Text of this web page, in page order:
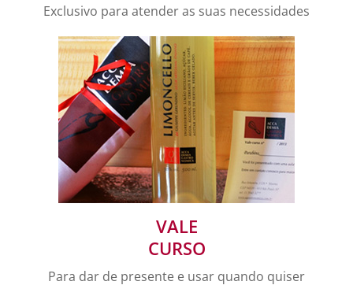
Exclusivo para atender as suas necessidades
VALE
CURSO
Para dar de presente e usar quando quiser